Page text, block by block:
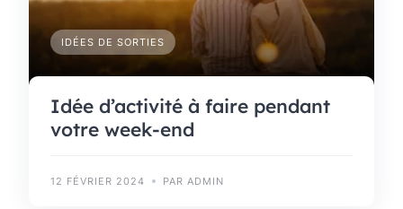
IDÉES DE SORTIES
Idée d’activité à faire pendant
votre week-end
12 FÉVRIER 2024 PAR ADMIN